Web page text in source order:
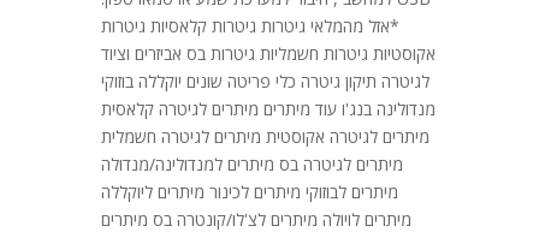
*אזל מהמלאי גיטרות גיטרות קלאסיות גיטרות
אקוסטיות גיטרות חשמליות גיטרות בס אביזרים וציוד
לגיטרה תיקון גיטרה כלי פריטה שונים יוקללה בוזוקי
מנדולינה בנג'ו עוד מיתרים מיתרים לגיטרה קלאסית
מיתרים לגיטרה אקוסטית מיתרים לגיטרה חשמלית
מיתרים לגיטרה בס מיתרים למנדולינה/מנדולה
מיתרים לבוזוקי מיתרים לכינור מיתרים ליוקללה
מיתרים לויולה מיתרים לצ'לו/קונטרה בס מיתרים